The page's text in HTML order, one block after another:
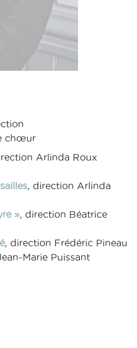
chœur
Arlinda Roux
, direction Arlinda
», direction Béatrice
, direction Frédéric Pineau
Marie Puissant